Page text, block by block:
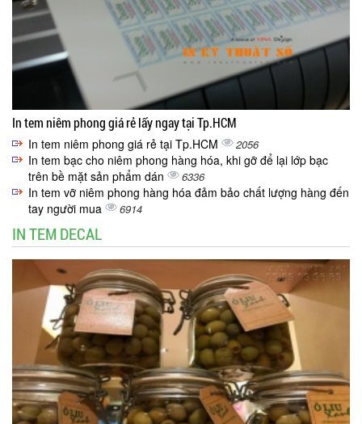
In tem niêm phong giá rẻ lấy ngay tại Tp.HCM
In tem niêm phong giá rẻ tại Tp.HCM 2056
In tem bạc cho niêm phong hàng hóa, khi gỡ để lại lớp bạc
trên bề mặt sản phẩm dán
6336
In tem vỡ niêm phong hàng hóa đảm bảo chất lượng hàng đến
tay người mua
6914
IN TEM DECAL